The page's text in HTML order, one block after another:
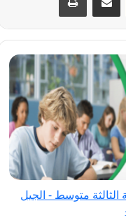
الثالثة متوسط - الجيل